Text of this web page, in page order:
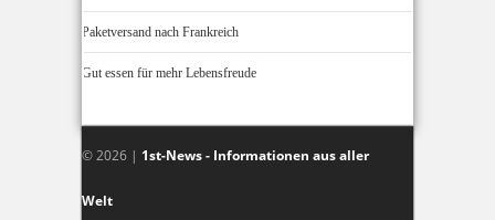
Paketversand nach Frankreich
Gut essen für mehr Lebensfreude
© 2026 | 1st-News - Informationen aus aller
Welt